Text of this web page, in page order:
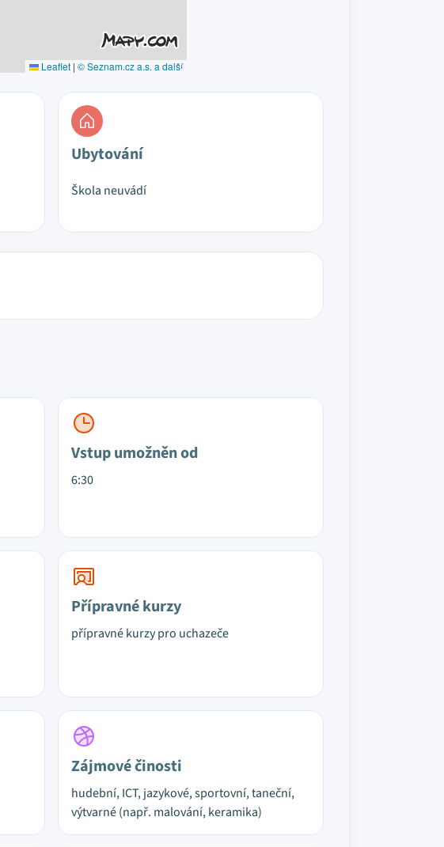
Leaflet | © Seznam.cz a.s. a další
Ubytování
Škola neuvádí
Vstup umožněn od
6:30
Přípravné kurzy
přípravné kurzy pro uchazeče
Zájmové činosti
hudební, ICT, jazykové, sportovní, taneční,
výtvarné (např. malování, keramika)